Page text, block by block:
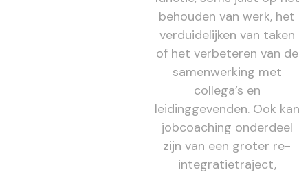
behouden van werk, het
verduidelijken van taken
of het verbeteren van de
samenwerking met
collega’s en
leidinggevenden. Ook kan
jobcoaching onderdeel
zijn van een groter re-
integratietraject,